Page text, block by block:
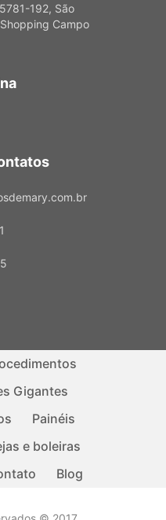
192, São
Campo
Gigantes
Painéis
e boleiras
Blog